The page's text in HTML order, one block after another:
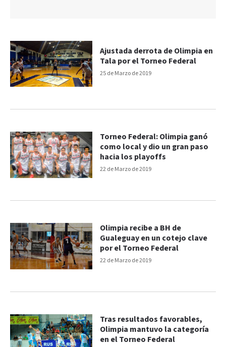
25 de Marzo de 2019
Ajustada derrota de Olimpia en
Tala por el Torneo Federal
22 de Marzo de 2019
Torneo Federal: Olimpia ganó
como local y dio un gran paso
hacia los playoffs
22 de Marzo de 2019
Olimpia recibe a BH de
Gualeguay en un cotejo clave
por el Torneo Federal
Tras resultados favorables,
Olimpia mantuvo la categoría
en el Torneo Federal